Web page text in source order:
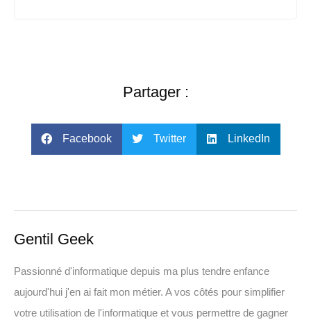
Partager :
Facebook Twitter LinkedIn
Gentil Geek
Passionné d'informatique depuis ma plus tendre enfance
aujourd'hui j'en ai fait mon métier. A vos côtés pour simplifier
votre utilisation de l'informatique et vous permettre de gagner